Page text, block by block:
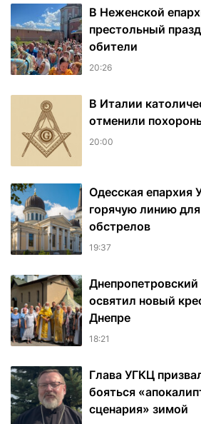
В Неженской
престольный
обители
20:26
В Италии
отменили
20:00
Одесская епархия
горячую линию
обстрелов
19:37
освятил новый
Днепре
18:21
Глава УГКЦ
бояться
сценария» зимой